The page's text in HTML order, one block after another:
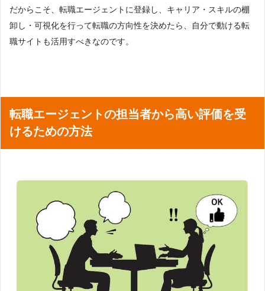
だからこそ、転職エージェントに登録し、キャリア・スキルの棚
卸し・可視化を行って転職の方向性を決めたら、自分で動ける転
職サイトも活用すべきなのです。
転職エージェントの担当者から高い評価を受
けるための方法